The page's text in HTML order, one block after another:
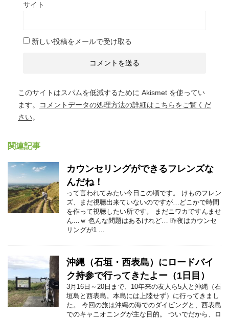
サイト
新しい投稿をメールで受け取る
このサイトはスパムを低減するために Akismet を使ってい
ます。
コメントデータの処理方法の詳細はこちらをご覧くだ
さい。
関連記事
カウンセリングができるフレンズな
んだね！
って言われてみたい今日この頃です。 けものフレン
ズ、まだ視聴出来ていないのですが…どこかで時間
を作って視聴したい所です。 まだニワカですんませ
ん…ｗ 色んな問題はあるけれど… 昨夜はカウンセ
リングが1 ...
沖縄（石垣・西表島）にロードバイ
ク持参で行ってきたよー（1日目）
3月16日～20日まで、10年来の友人ら5人と沖縄（石
垣島と西表島。本島には上陸せず）に行ってきまし
た。 今回の旅は沖縄の海でのダイビングと、西表島
でのキャニオニングが主な目的。 ついでだから、ロ